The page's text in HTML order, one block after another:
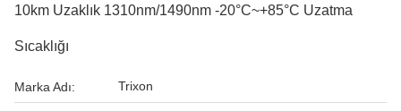
10km Uzaklık 1310nm/1490nm -20°C~+85°C Uzatma
Sıcaklığı
Marka Adı: Trixon